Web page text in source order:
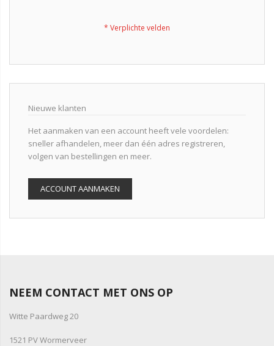
Nieuwe klanten
Het aanmaken van een account heeft vele voordelen:
sneller afhandelen, meer dan één adres registreren,
volgen van bestellingen en meer.
ACCOUNT AANMAKEN
NEEM CONTACT MET ONS OP
Witte Paardweg 20
1521 PV Wormerveer